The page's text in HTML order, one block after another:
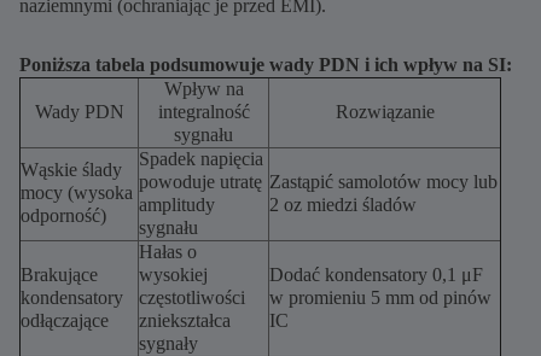
naziemnymi (ochraniając je przed EMI).
Poniższa tabela podsumowuje wady PDN i ich wpływ na SI:
Wady PDN
Wpływ na
integralność
sygnału
Rozwiązanie
Wąskie ślady
mocy (wysoka
odporność)
Spadek napięcia
powoduje utratę
amplitudy
sygnału
Zastąpić samolotów mocy lub
2 oz miedzi śladów
Brakujące
kondensatory
odłączające
Hałas o
wysokiej
częstotliwości
zniekształca
sygnały
Dodać kondensatory 0,1 μF
w promieniu 5 mm od pinów
IC